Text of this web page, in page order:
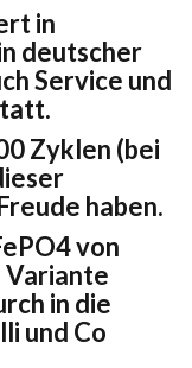
in
deutscher
Service und
Zyklen (bei
haben.
von
Variante
in die
und Co